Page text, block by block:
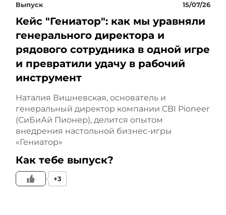
самарского автодилера, то
здесь мы работали
именно со
сформированным
спросом, с нижней частью
воронки. Мы отсекли всё
лишнее. И сейчас важная
вещь в том, что Яндекс
работает уже практически
Выпуск 15/07/26
Кейс "Гениатор": как мы уравняли
генерального директора и
рядового сотрудника в одной игре
и превратили удачу в рабочий
инструмент
Наталия Вишневская, основатель и
генеральный директор компании CBI Pioneer
(СиБиАй Пионер), делится опытом
внедрения настольной бизнес-игры
«Гениатор»
Как тебе выпуск?
+3